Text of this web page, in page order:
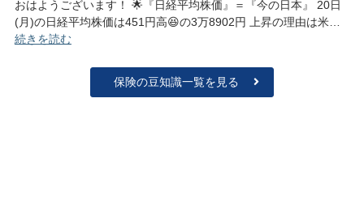
おはようございます！ 🌟『日経平均株価』＝『今の日本』 20日
(月)の日経平均株価は451円高😆の3万8902円 上昇の理由は米…
続きを読む
保険の豆知識一覧を見る